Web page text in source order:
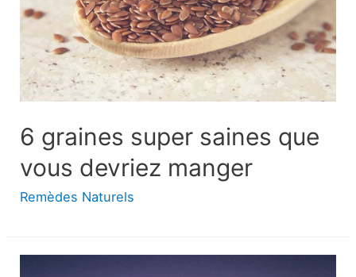
différence
Conseils
pour
l’identification
6 graines super saines que
vous devriez manger
Remèdes Naturels